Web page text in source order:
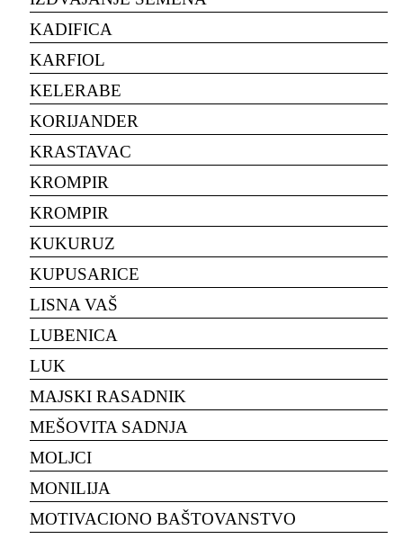
KADIFICA
KARFIOL
KELERABE
KORIJANDER
KRASTAVAC
KROMPIR
KROMPIR
KUKURUZ
KUPUSARICE
LISNA VAŠ
LUBENICA
LUK
MAJSKI RASADNIK
MEŠOVITA SADNJA
MOLJCI
MONILIJA
MOTIVACIONO BAŠTOVANSTVO